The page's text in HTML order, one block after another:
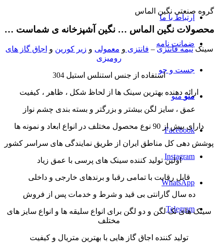
ارتباط با ما
ضمانت نامه
جست و جو
منو منو
Facebook
Instagram
WhatsApp
Telegram
گروه صنعتی نگین الماس
محصولات نگین الماس … نگین آشپزخانه ی شماست …
سینکنیمه فانتزی– فانتزی و معمولی و زیر کورین و اجاق گاز های
رومیزی
استفاده از جنس استنلس استیل 304
ارائه دهنده بهترین سینک ها از لحاظ شکل ، ظاهر ، کیفیت
عمق ، سایز لگن بیشتر و بزرگتر و بسته بندی چشم نواز
دارای بیش از 90 نوع محصول مختلف در انواع ابعاد و نمونه ها
پوشش دهی کل مناطق ایران از طریق نمایندگی های سراسر کشور
اولین تولید کننده سینک های پرسی با عمق زیاد
قابل رقابت با تمامی رقبا و برندهای خارجی و داخلی
ده سال گارانتی بی قید و شرط و خدمات پس از فروش
سینک های تک لگن و دو لگن برای انواع سلیقه ها و انواع سایز های
مختلف
تولید کننده اجاق گاز هایی با بهترین متریال و کیفیت